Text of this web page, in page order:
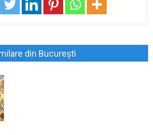
din București